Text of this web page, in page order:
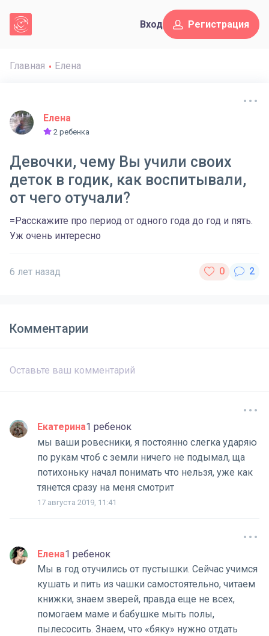
Вход Регистрация
Главная Елена
Елена
2 ребенка
Девочки, чему Вы учили своих
деток в годик, как воспитывали,
от чего отучали?
=Расскажите про период от одного года до год и пять.
Уж очень интересно
6 лет назад
Комментарии
Екатерина1 ребенок
мы ваши ровесники, я постоянно слегка ударяю
по рукам чтоб с земли ничего не подымал, ща
потихоньку начал понимать что нельзя, уже как
тянется сразу на меня смотрит
17 августа 2019, 11:41
Елена1 ребенок
Мы в год отучились от пустышки. Сейчас учимся
кушать и пить из чашки самостоятельно, читаем
книжки, знаем зверей, правда еще не всех,
помогаем маме и бабушке мыть полы,
пылесосить. Знаем, что «бяку» нужно отдать